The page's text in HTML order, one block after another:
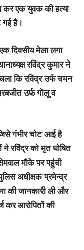
कर एक युवक की हत्या
गई है।
दिवसीय मेला लगा
रविंद्र कुमार ने
कि रविंद्र उर्फ चमन
उर्फ गोलू व
गंभीर चोट आई है
रविंद्र को मृत घोषित
मौके पर पहुंची
अधीक्षक प्रमेन्द्र
की जानकारी ली और
कर आरोपितों की